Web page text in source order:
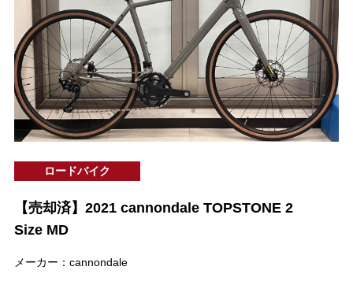
ロードバイク
【売却済】2021 cannondale TOPSTONE 2
Size MD
メーカー：cannondale